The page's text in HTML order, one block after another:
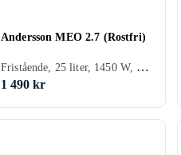
Andersson MEO 2.7 (Rostfri)
Fristående, 25 liter, 1450 W, Grillfunktion
1 490 kr